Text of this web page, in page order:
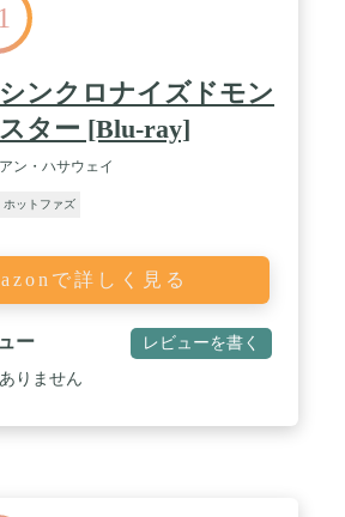
シンクロナイズドモン
スター [Blu-ray]
アン・ハサウェイ
ホットファズ
で詳しく見る
ー レビューを書く
りません